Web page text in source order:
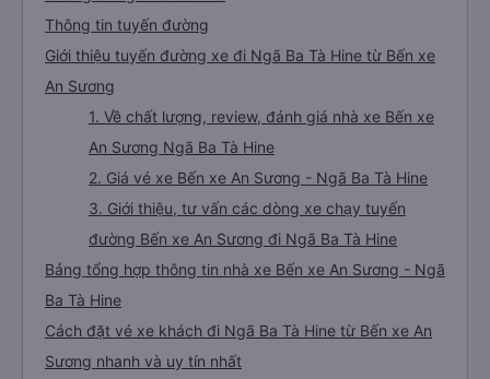
Thông tin tuyến đường
Giới thiệu tuyến đường xe đi Ngã Ba Tà Hine từ Bến xe
An Sương
1. Về chất lượng, review, đánh giá nhà xe Bến xe
An Sương Ngã Ba Tà Hine
2. Giá vé xe Bến xe An Sương - Ngã Ba Tà Hine
3. Giới thiệu, tư vấn các dòng xe chạy tuyến
đường Bến xe An Sương đi Ngã Ba Tà Hine
Bảng tổng hợp thông tin nhà xe Bến xe An Sương - Ngã
Ba Tà Hine
Cách đặt vé xe khách đi Ngã Ba Tà Hine từ Bến xe An
Sương nhanh và uy tín nhất